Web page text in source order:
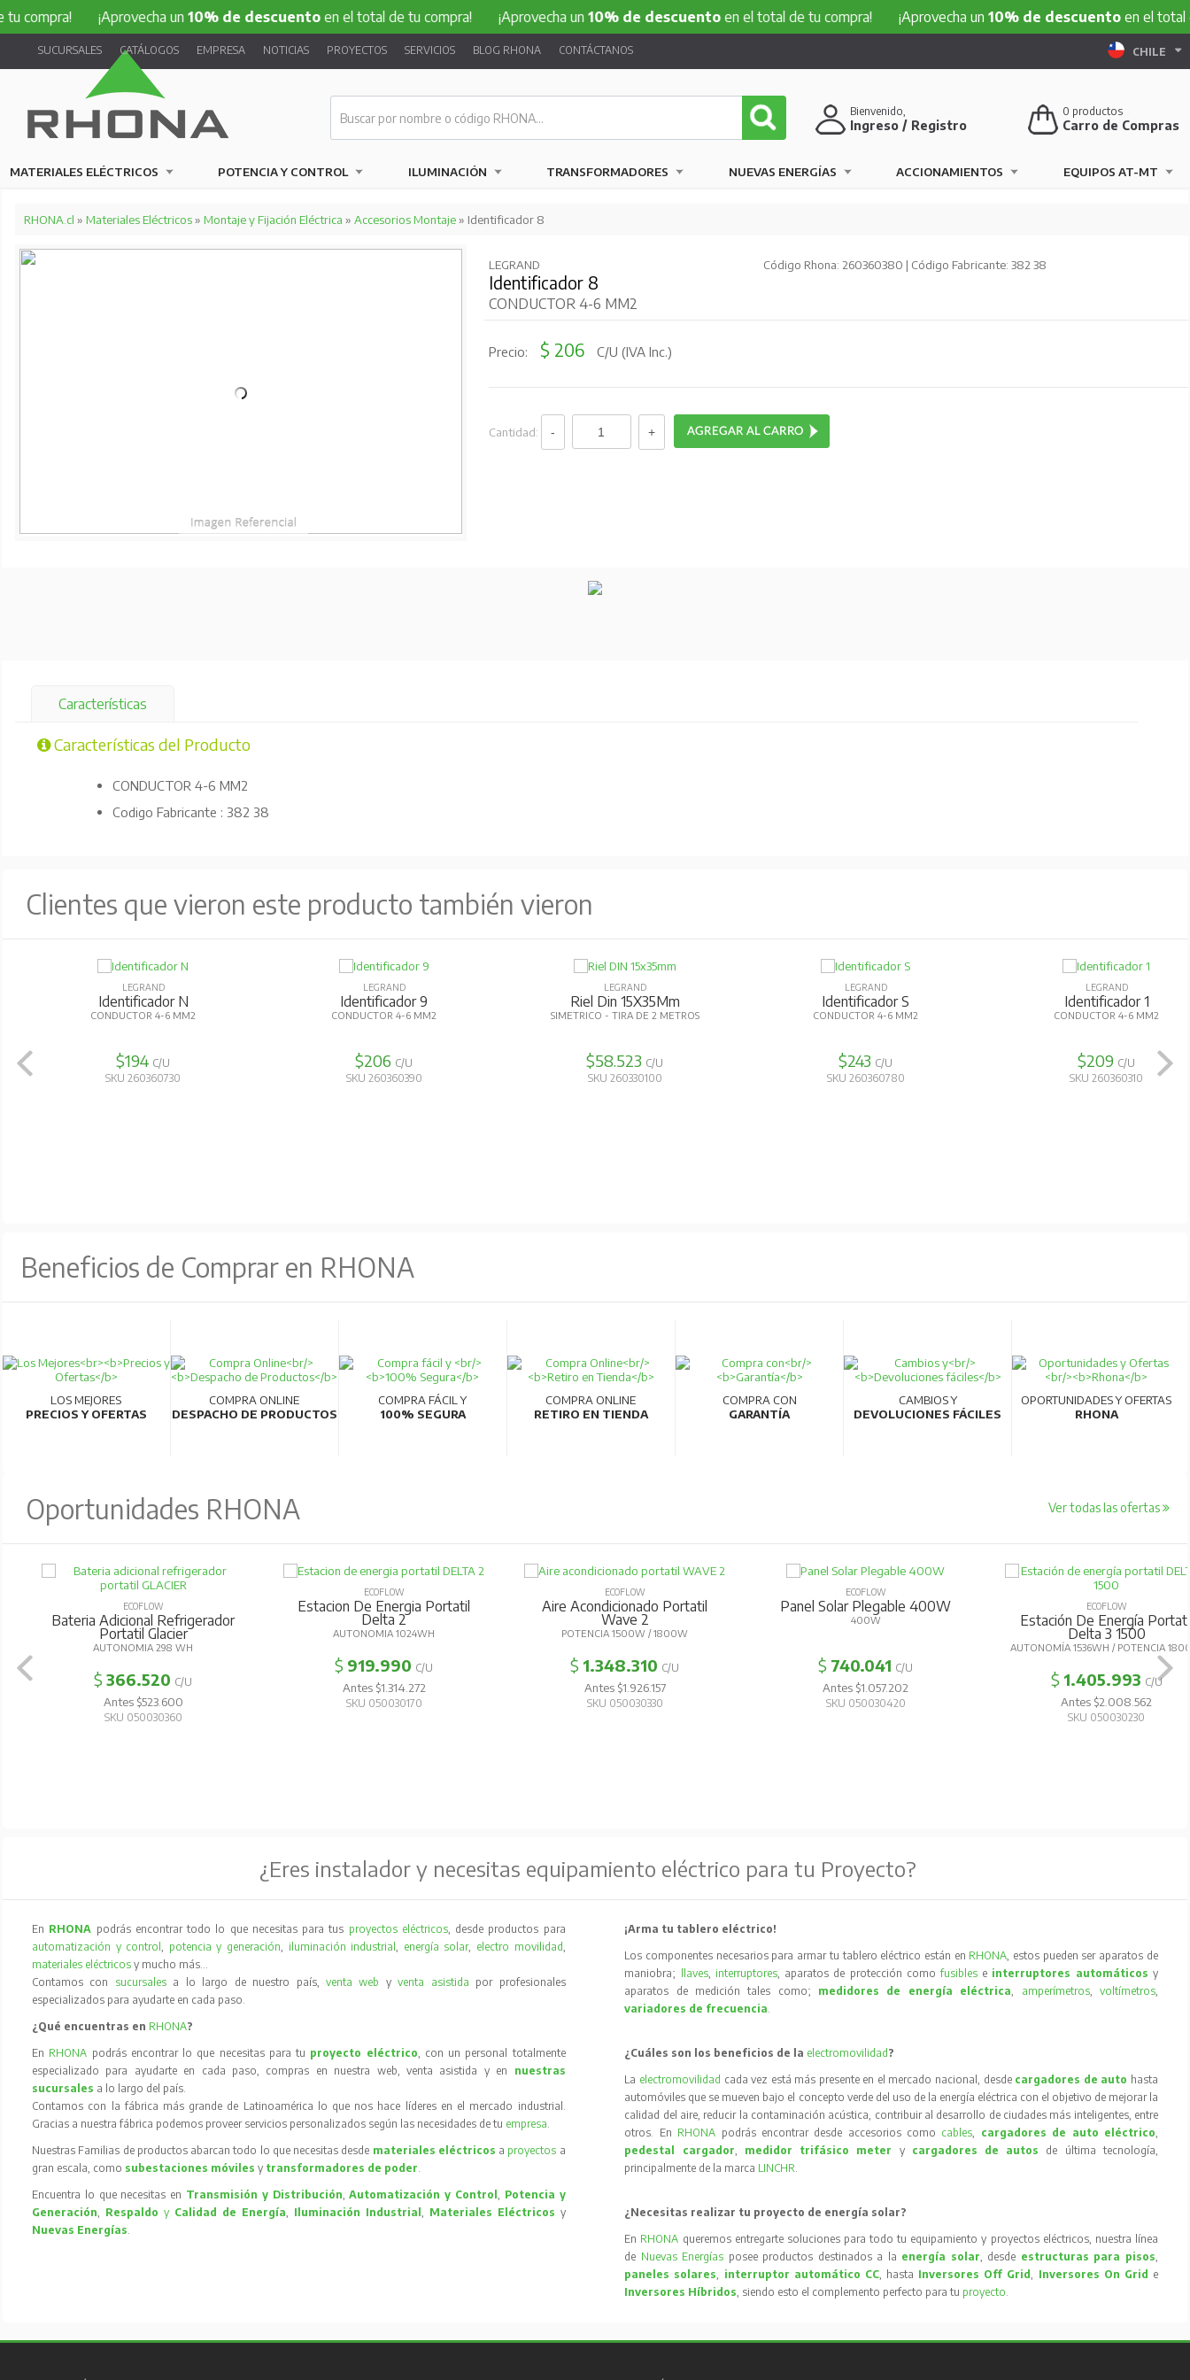
¡Aprovecha un10% de descuentoen el total de tu compra! ¡Aprovecha un10% de descuentoen el total de tu compra! ¡Aprovecha un10% de descuentoen el total de tu
SUCURSALES CATÁLOGOS EMPRESA NOTICIAS PROYECTOS SERVICIOS BLOG RHONA CONTÁCTANOS CHILE
0 productos
Carro de Compras
Bienvenido,
Ingreso / Registro
MATERIALES ELÉCTRICOS POTENCIA Y CONTROL ILUMINACIÓN TRANSFORMADORES NUEVAS ENERGÍAS ACCIONAMIENTOS EQUIPOS AT-MT
RHONA.cl » Materiales Eléctricos» Montaje y Fijación Eléctrica » Accesorios Montaje» Identificador 8
LEGRAND Código Rhona: 260360380 | Código Fabricante: 382 38
Identificador 8
CONDUCTOR 4-6 MM2
Precio: $ 206 C/U (IVA Inc.)
Cantidad:
Características
Características del Producto
CONDUCTOR 4-6 MM2
Codigo Fabricante : 382 38
Clientes que vieron este producto también vieron
LEGRAND
Identificador N
CONDUCTOR 4-6 MM2
$194 C/U
SKU 260360730
LEGRAND
Identificador 9
CONDUCTOR 4-6 MM2
$206 C/U
SKU 260360390
LEGRAND
Riel Din 15X35Mm
SIMETRICO - TIRA DE 2 METROS
$58.523 C/U
SKU 260330100
LEGRAND
Identificador S
CONDUCTOR 4-6 MM2
$243 C/U
SKU 260360780
LEGRAND
Identificador 1
CONDUCTOR 4-6 MM2
$209 C/U
SKU 260360310
Beneficios de Comprar en RHONA
LOS MEJORES
PRECIOS Y OFERTAS
COMPRA ONLINE
DESPACHO DE PRODUCTOS
COMPRA FÁCIL Y
100% SEGURA
COMPRA ONLINE
RETIRO EN TIENDA
COMPRA CON
GARANTÍA
CAMBIOS Y
DEVOLUCIONES FÁCILES
OPORTUNIDADES Y OFERTAS
RHONA
Oportunidades RHONA Ver todas las ofertas
ECOFLOW
Bateria Adicional Refrigerador
Portatil Glacier
AUTONOMIA 298 WH
$366.520 C/U
Antes $523.600
SKU 050030360
ECOFLOW
Estacion De Energia Portatil
Delta 2
AUTONOMIA 1024WH
$ 919.990 C/U
Antes $1.314.272
SKU 050030170
ECOFLOW
Aire Acondicionado Portatil
Wave 2
POTENCIA 1500W / 1800W
$ 1.348.310 C/U
Antes $1.926.157
SKU 050030330
ECOFLOW
Panel Solar Plegable 400W
400W
$ 740.041 C/U
Antes $1.057.202
SKU 050030420
ECOFLOW
Estación De Energía
Delta 3 1500
AUTONOMÍA 1536WH / POTENCIA
$ 1.405.993 C/U
Antes $2.008.562
SKU 050030230
¿Eres instalador y necesitas equipamiento eléctrico para tu Proyecto?
En RHONA podrás encontrar todo lo que necesitas para tus proyectos eléctricos, desde productos para
automatización y control, potencia y generación, iluminación industrial, energía solar, electro movilidad,
materiales eléctricos y mucho más…
Contamos con sucursales a lo largo de nuestro país, venta web yventa asistida por profesionales
especializados para ayudarte en cada paso.
¿Qué encuentras en RHONA?
En RHONA podrás encontrar lo que necesitas para tu proyecto eléctrico, con un personal totalmente
especializado para ayudarte en cada paso, compras en nuestra web, venta asistida y en nuestras
sucursales a lo largo del país.
Contamos con la fábrica más grande de Latinoamérica lo que nos hace líderes en el mercado industrial.
Gracias a nuestra fábrica podemos proveer servicios personalizados según las necesidades de tu empresa.
Nuestras Familias de productos abarcan todo lo que necesitas desde materiales eléctricos a proyectos a
gran escala, como subestaciones móvilesy transformadores de poder.
Encuentra lo que necesitas en Transmisión y Distribución,Automatización y Control, Potencia y
Generación, Respaldo y Calidad de Energía, Iluminación Industrial , Materiales Eléctricos y
Nuevas Energías.
¡Arma tu tablero eléctrico!
Los componentes necesarios para armar tu tablero eléctrico están en RHONA, estos pueden ser aparatos de
maniobra;
llaves, interruptores, aparatos de protección comofusibles e interruptores automáticos y
aparatos de medición tales como; medidores de energía eléctrica, amperímetros, voltímetros,
variadores de frecuencia.
¿Cuáles son los beneficios de la electromovilidad ?
La electromovilidad cada vez está más presente en el mercado nacional, desde cargadores de auto hasta
automóviles que se mueven bajo el concepto verde del uso de la energía eléctrica con el objetivo de mejorar la
calidad del aire, reducir la contaminación acústica, contribuir al desarrollo de ciudades más inteligentes, entre
otros. En RHONA podrás encontrar desde accesorios como cables, cargadores de auto eléctrico,
pedestal cargador, medidor trifásico meter y cargadores de autos
de última tecnología,
principalmente de la marca LINCHR.
¿Necesitas realizar tu proyecto de energía solar?
En RHONA queremos entregarte soluciones para todo tu equipamiento y proyectos eléctricos, nuestra línea
de Nuevas Energías posee productos destinados a la energía solar, desde estructuras para pisos,
paneles solares, interruptor automático CC, hasta Inversores Off Grid, Inversores On Grid e
Inversores Híbridos, siendo esto el complemento perfecto para tu proyecto.